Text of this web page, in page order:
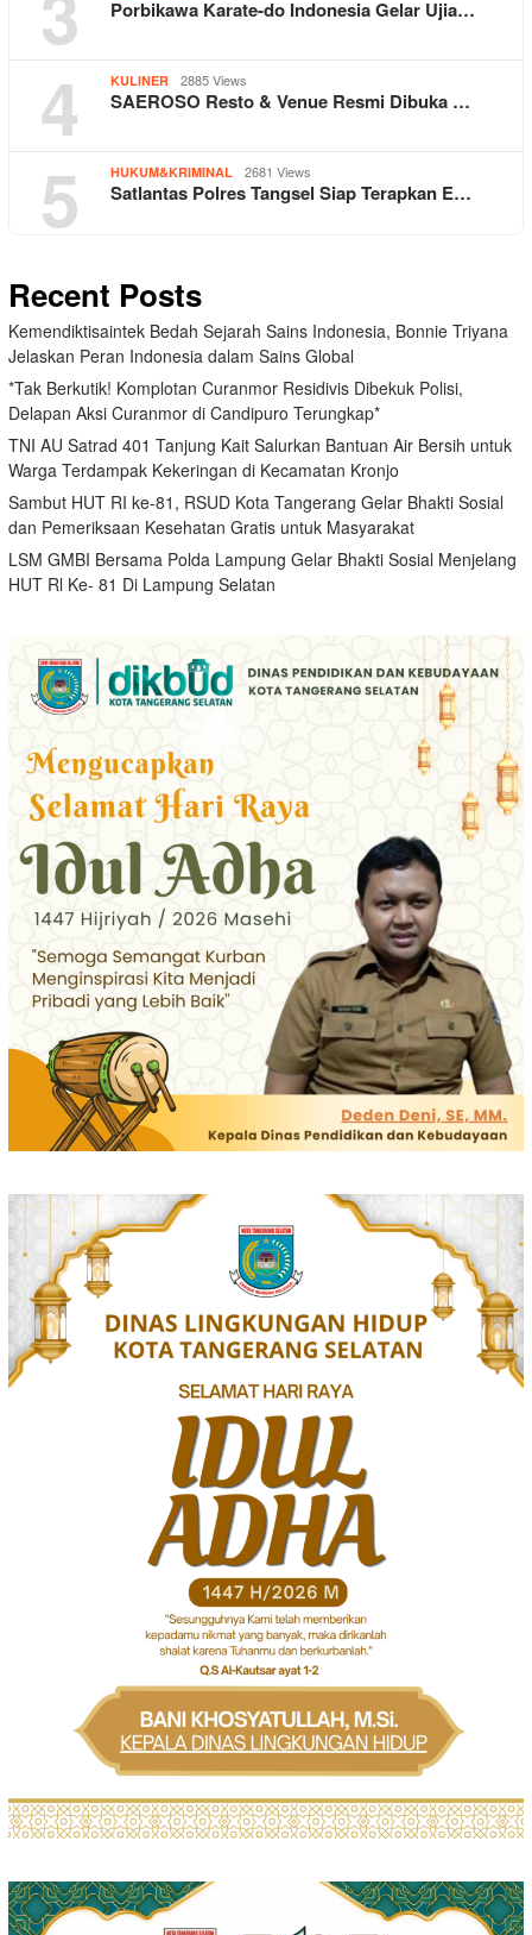
Porbikawa Karate-do Indonesia Gelar Ujia…
4 KULINER 2885 Views
SAEROSO Resto & Venue Resmi Dibuka …
5 HUKUM&KRIMINAL 2681 Views
Satlantas Polres Tangsel Siap Terapkan E…
Recent Posts
Kemendiktisaintek Bedah Sejarah Sains Indonesia, Bonnie Triyana
Jelaskan Peran Indonesia dalam Sains Global
*Tak Berkutik! Komplotan Curanmor Residivis Dibekuk Polisi,
Delapan Aksi Curanmor di Candipuro Terungkap*
TNI AU Satrad 401 Tanjung Kait Salurkan Bantuan Air Bersih untuk
Warga Terdampak Kekeringan di Kecamatan Kronjo
Sambut HUT RI ke-81, RSUD Kota Tangerang Gelar Bhakti Sosial
dan Pemeriksaan Kesehatan Gratis untuk Masyarakat
LSM GMBI Bersama Polda Lampung Gelar Bhakti Sosial Menjelang
HUT Rl Ke- 81 Di Lampung Selatan